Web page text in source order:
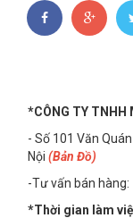
*CÔNG TY TNHH
- Số 101 Văn
Nội (Bản Đồ)
-Tư vấn bán hàng:
*Thời gian làm